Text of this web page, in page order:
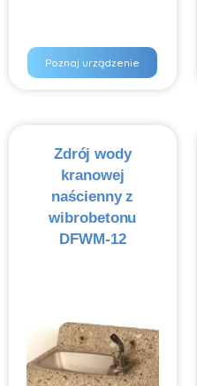
Poznaj urządzenie
Zdrój wody
kranowej
naścienny z
wibrobetonu
DFWM-12